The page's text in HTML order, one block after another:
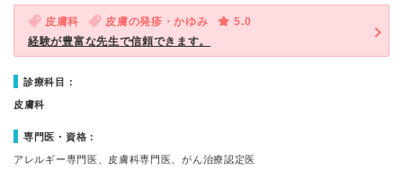
皮膚科 皮膚の発疹・かゆみ
5.0
経験が豊富な先生で信頼できます。
診療科目：
皮膚科
専門医・資格：
アレルギー専門医、皮膚科専門医、がん治療認定医